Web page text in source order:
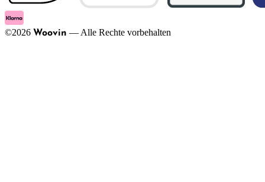
©2026 Woovin — Alle Rechte vorbehalten